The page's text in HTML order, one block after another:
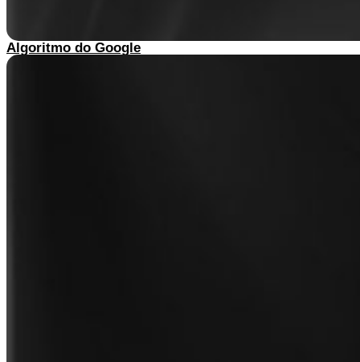
Algoritmo do Google